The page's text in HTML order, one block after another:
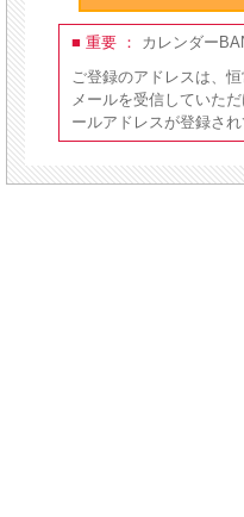
■ 重要 ：
カレンダー
ご登録のアドレスは、
メールを受信していた
ールアドレスが登録され